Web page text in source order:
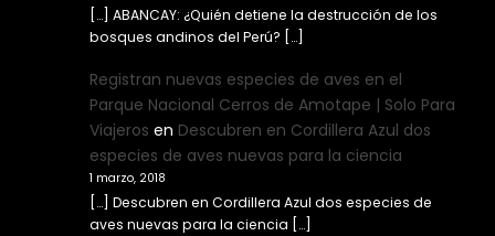
[…] ABANCAY: ¿Quién detiene la destrucción de los
bosques andinos del Perú? […]
Registran nuevas especies de aves en el
Parque Nacional Cerros de Amotape | Solo Para
Viajeros en Descubren en Cordillera Azul dos
especies de aves nuevas para la ciencia
1 marzo, 2018
[…] Descubren en Cordillera Azul dos especies de
aves nuevas para la ciencia […]